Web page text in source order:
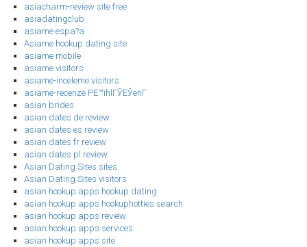
asiacharm-review site free
asiadatingclub
asiame espa?a
Asiame hookup dating site
asiame mobile
asiame visitors
asiame-inceleme visitors
asiame-recenze PЕ™ihlГЎЕЎenГ­
asian brides
asian dates de review
asian dates es review
asian dates fr review
asian dates pl review
Asian Dating Sites sites
Asian Dating Sites visitors
asian hookup apps hookup dating
asian hookup apps hookuphotties search
asian hookup apps review
asian hookup apps services
asian hookup apps site